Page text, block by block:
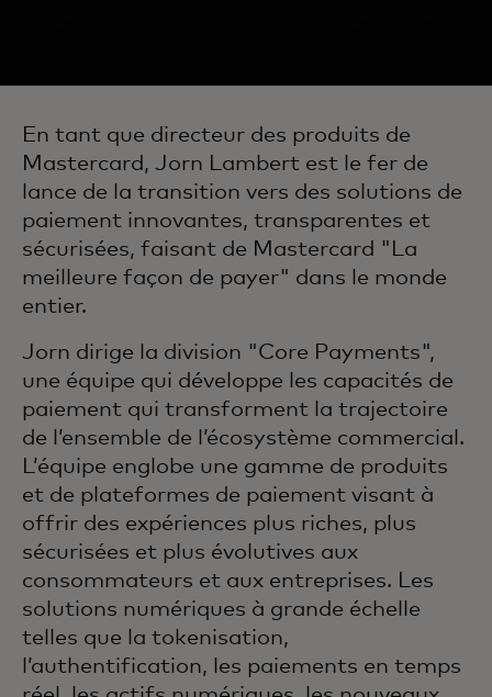
En tant que directeur des produits de
Mastercard, Jorn Lambert est le fer de
lance de la transition vers des solutions de
paiement innovantes, transparentes et
sécurisées, faisant de Mastercard "La
meilleure façon de payer" dans le monde
entier.
Jorn dirige la division "Core Payments",
une équipe qui développe les capacités de
paiement qui transforment la trajectoire
de l’ensemble de l’écosystème commercial.
L’équipe englobe une gamme de produits
et de plateformes de paiement visant à
offrir des expériences plus riches, plus
sécurisées et plus évolutives aux
consommateurs et aux entreprises. Les
solutions numériques à grande échelle
telles que la tokenisation,
l’authentification, les paiements en temps